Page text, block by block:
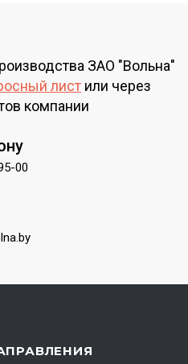
ЗАО "Вольна"
лист или через
компании
00